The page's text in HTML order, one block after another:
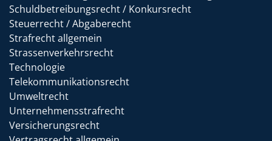
Schuldbetreibungsrecht / Konkursrecht
Steuerrecht / Abgaberecht
Strafrecht allgemein
Strassenverkehrsrecht
Technologie
Telekommunikationsrecht
Umweltrecht
Unternehmensstrafrecht
Versicherungsrecht